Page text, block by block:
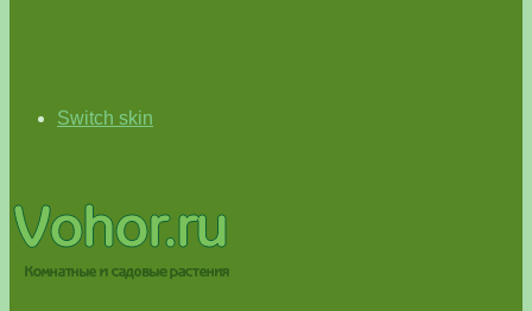
Switch skin